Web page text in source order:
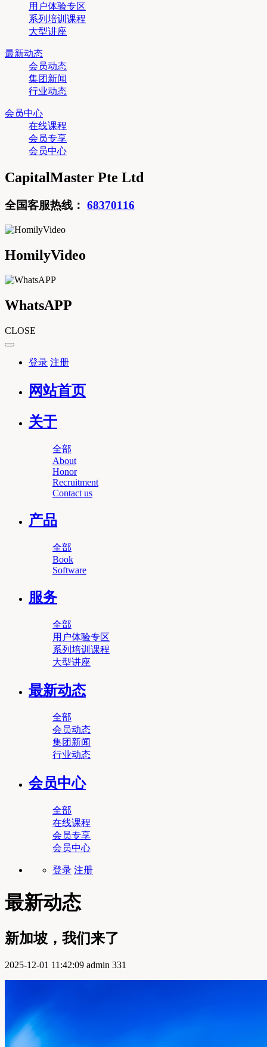
用户体验专区
系列培训课程
大型讲座
最新动态
会员动态
集团新闻
行业动态
会员中心
在线课程
会员专享
会员中心
CapitalMaster Pte Ltd
全国客服热线： 68370116
HomilyVideo
WhatsAPP
CLOSE
登录 注册
网站首页
关于
全部
About
Honor
Recruitment
Contact us
产品
全部
Book
Software
服务
全部
用户体验专区
系列培训课程
大型讲座
最新动态
全部
会员动态
集团新闻
行业动态
会员中心
全部
在线课程
会员专享
会员中心
登录 注册
最新动态
新加坡，我们来了
2025-12-01 11:42:09 admin 331